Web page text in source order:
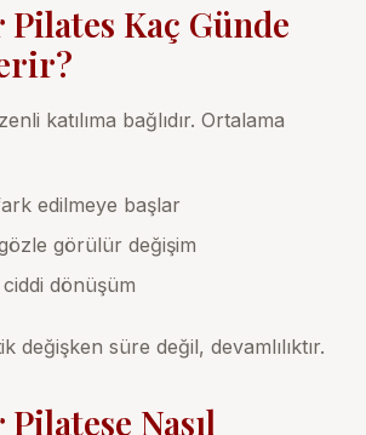
Kaç Günde
katılıma bağlıdır. Ortalama
edilmeye başlar
görülür değişim
dönüşüm
değişken süre değil, devamlılıktır.
Nasıl